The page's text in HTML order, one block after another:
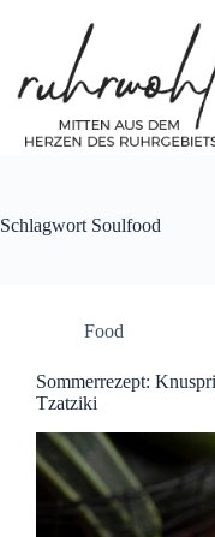
Schlagwort Soulfood
Food
Sommerrezept:
Tzatziki